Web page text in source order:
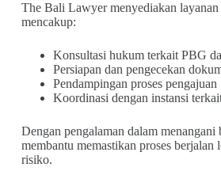
The Bali Lawyer menyediakan
mencakup:
Konsultasi hukum terkait PBG
Persiapan dan pengecekan
Pendampingan proses pengajuan
Koordinasi dengan instansi
Dengan pengalaman dalam menangani
membantu memastikan proses berjalan
risiko.